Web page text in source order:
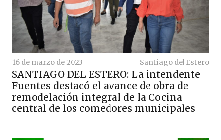
16 de marzo de 2023 Santiago del Estero
SANTIAGO DEL ESTERO: La intendente
Fuentes destacó el avance de obra de
remodelación integral de la Cocina
central de los comedores municipales